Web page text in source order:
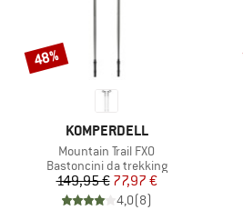
MARCHIO
KOMPERDELL
Articolo
Mountain Trail FXO
Gruppo di prodotti
Bastoncini da trekking
Prezzo
149,95 €Prezzo ridotto
77,97 €
4,0(8)
Sconto
48%